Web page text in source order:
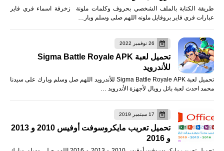
طريقة الكتابة بالملف الشخصي بحروف وكلمات ملونة زخرفة اسماء فري فاير
عبارات فري فاير بروفايل ملونه اللهم صلى وسلم وبار…
26 نوفمبر 2022
تحميل لعبة Sigma Battle Royale APK
للأندرويد
تحميل لعبة Sigma Battle Royale APK للأندرويد اللهم صل وسلم وبارك على سيدنا
محمد احدث لعبة باتل رويال لأجهزة الأندرويد …
17 سبتمبر 2019
تحميل تعريب مايكروسوفت أوفيس 2010 و 2013
و 2016